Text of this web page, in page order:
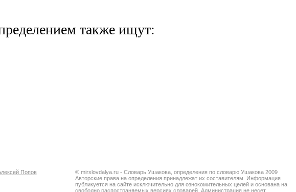
также ищут:
Попов
© mirslovdalya.ru - Словарь Ушакова, определения по словарю Ушакова 2009
Авторские права на определения принадлежат их составителям. Информация
публикуется на сайте исключительно для ознокомительных целей и основана на
свободно распостраняемых версиях словарей. Администрация не несет